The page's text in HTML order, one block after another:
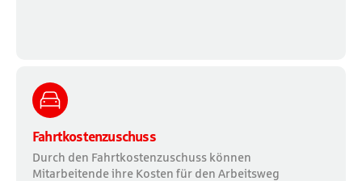
Fahrtkostenzuschuss
Durch den Fahrtkostenzuschuss können
Mitarbeitende ihre Kosten für den Arbeitsweg